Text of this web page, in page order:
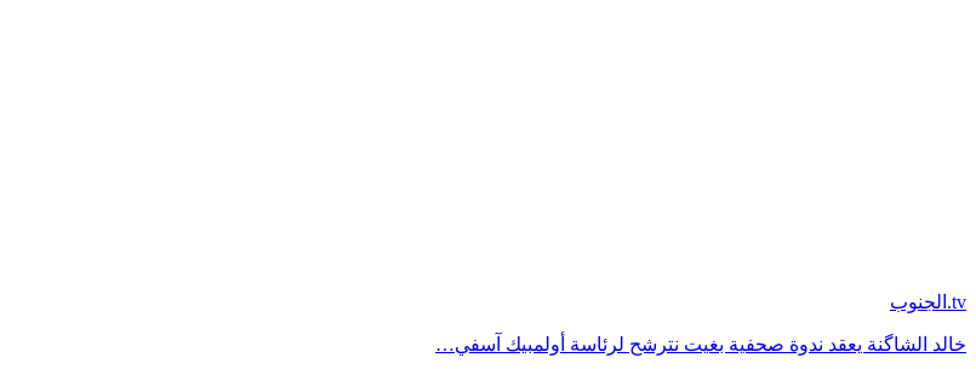
tv.الجنوب
خالد الشاگنة يعقد ندوة صحفية بغيت نترشح لرئاسة أولمبيك آسفي…